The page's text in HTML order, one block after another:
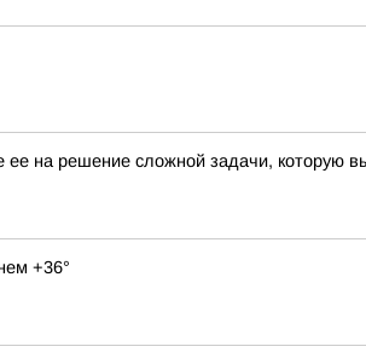
ее на решение сложной задачи, которую
+36°